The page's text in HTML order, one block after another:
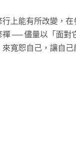
上能有所改變，
── 儘量以「面
寬恕自己，讓自